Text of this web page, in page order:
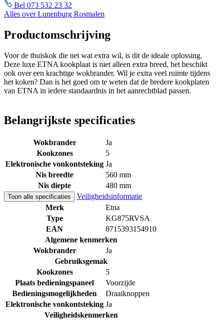
Bel 073 532 23 32
Alles over Lunenburg Rosmalen
Productomschrijving
Voor de thuiskok die net wat extra wil, is dit de ideale oplossing.
Deze luxe ETNA kookplaat is niet alleen extra breed, het beschikt
ook over een krachtige wokbrander. Wil je extra veel ruimte tijdens
het koken? Dan is het goed om te weten dat de bredere kookplaten
van ETNA in iedere standaardnis in het aanrechtblad passen.
Belangrijkste specificaties
Wokbrander
Ja
Kookzones
5
Elektronische vonkontsteking Ja
Nis breedte
560 mm
Nis diepte
480 mm
Toon alle specificaties
Veiligheidsinformatie
Merk
Etna
Type
KG875RVSA
EAN
8715393154910
Algemene kenmerken
Wokbrander
Ja
Gebruiksgemak
Kookzones
5
Plaats bedieningspaneel
Voorzijde
Bedieningsmogelijkheden
Draaiknoppen
Elektronische vonkontsteking Ja
Veiligheidskenmerken